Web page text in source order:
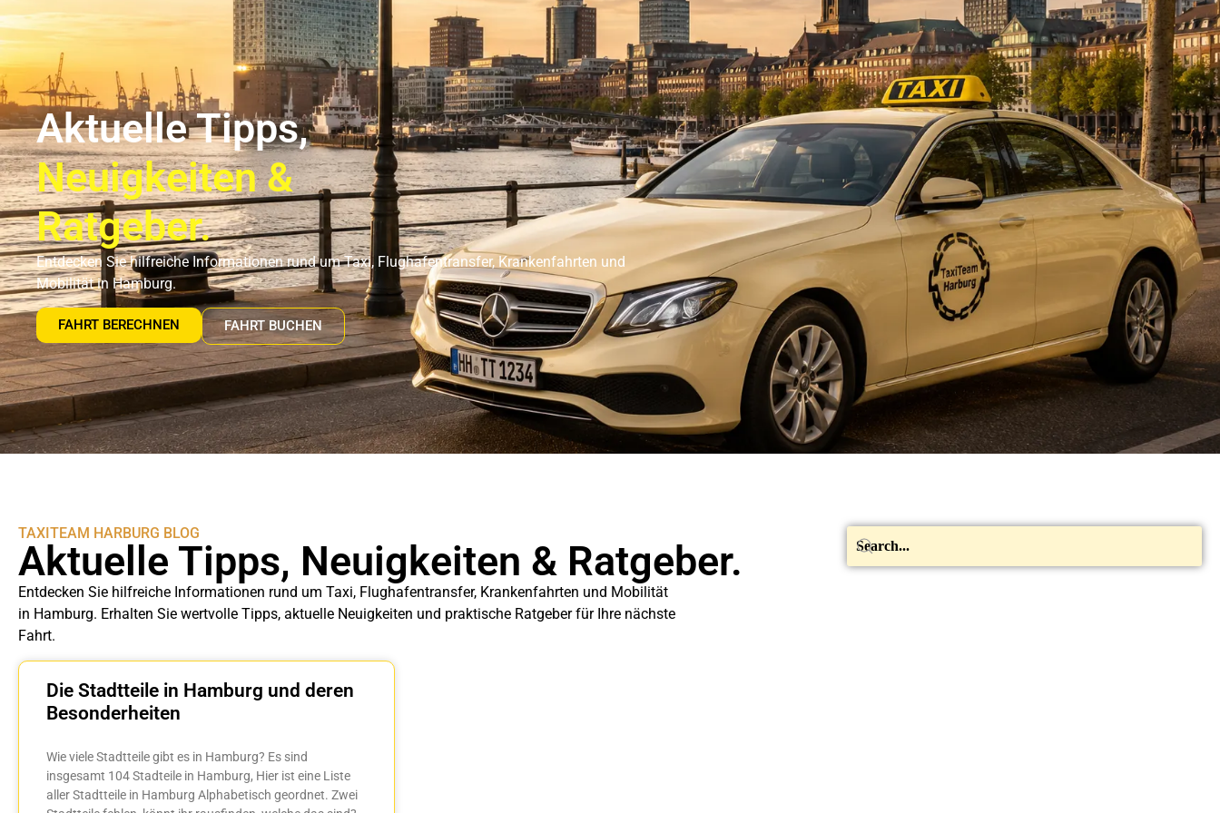
Flughafentransfer Hamburg Unser Abholservice Unser Großraumtaxi Service Krankenfahrten
Blog
Impressum
Mehr
Fahrt
buchen
DE
Aktuelle Tipps,
Neuigkeiten &
Ratgeber.
Entdecken Sie hilfreiche Informationen rund um Taxi, Flughafentransfer, Krankenfahrten und
Mobilität in Hamburg.
FAHRT BERECHNEN FAHRT BUCHEN
TAXITEAM HARBURG BLOG
Aktuelle Tipps, Neuigkeiten & Ratgeber.
Entdecken Sie hilfreiche Informationen rund um Taxi, Flughafentransfer, Krankenfahrten und Mobilität
in Hamburg. Erhalten Sie wertvolle Tipps, aktuelle Neuigkeiten und praktische Ratgeber für Ihre nächste
Fahrt.
Die Stadtteile in Hamburg und deren
Besonderheiten
Wie viele Stadtteile gibt es in Hamburg? Es sind
insgesamt 104 Stadteile in Hamburg, Hier ist eine Liste
aller Stadtteile in Hamburg Alphabetisch geordnet. Zwei